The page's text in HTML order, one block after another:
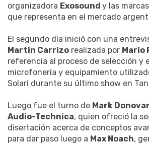
organizadora Exosound y las
que representa en el mercado
El segundo día inició con una
Martin Carrizo realizada por Mario
referencia al proceso de selección y
microfonería y equipamiento
Solari durante su último show en
Luego fue el turno de Mark
Audio-Technica, quien ofreció la
disertación acerca de conceptos
para dar paso luego a Max Noach,